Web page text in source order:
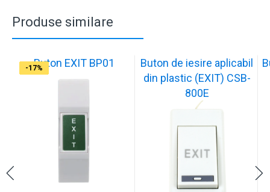
Produse similare
-17%Buton EXIT BP01
-17%
Buton de iesire aplicabil
din plastic (EXIT) CSB-
800E
-17%
-17%
-17%
-18%
-18%
-18%
-17%
-17%